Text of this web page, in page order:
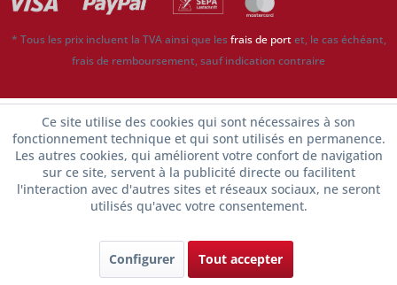
* Tous les prix incluent la TVA ainsi que les frais de portet, le cas échéant,
frais de remboursement, sauf indication contraire
Ce site utilise des cookies qui sont nécessaires à son
fonctionnement technique et qui sont utilisés en permanence.
Les autres cookies, qui améliorent votre confort de navigation
sur ce site, servent à la publicité directe ou facilitent
l'interaction avec d'autres sites et réseaux sociaux, ne seront
utilisés qu'avec votre consentement.
Configurer Tout accepter